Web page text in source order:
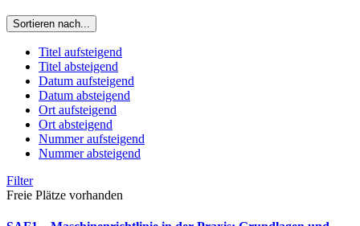
Sortieren nach...
Titel aufsteigend
Titel absteigend
Datum aufsteigend
Datum absteigend
Ort aufsteigend
Ort absteigend
Nummer aufsteigend
Nummer absteigend
Filter
Freie Plätze vorhanden